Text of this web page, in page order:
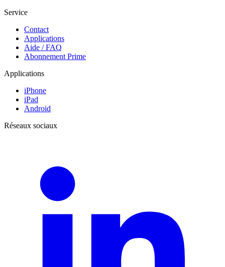
Service
Contact
Applications
Aide / FAQ
Abonnement Prime
Applications
iPhone
iPad
Android
Réseaux sociaux